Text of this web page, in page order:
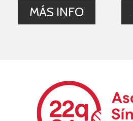
MÁS INFO